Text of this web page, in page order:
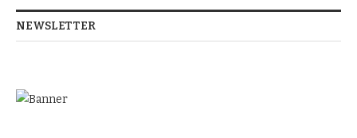
NEWSLETTER